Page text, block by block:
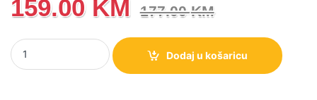
159.00 KM 177.00KM
FV6675E0 TEFAL bežična pegla na paru Freemove Power,
Dodaj u košaricu